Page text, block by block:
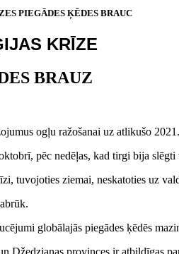
PIEGĀDES ĶĒDES BRAUC
KRĪZE
BRAUZ
ogļu ražošanai uz atlikušo
pēc nedēļas, kad tirgi bija
tuvojoties ziemai, neskatoties uz
globālajās piegādes ķēdēs
Džedzjanas provinces ir atbildīgas